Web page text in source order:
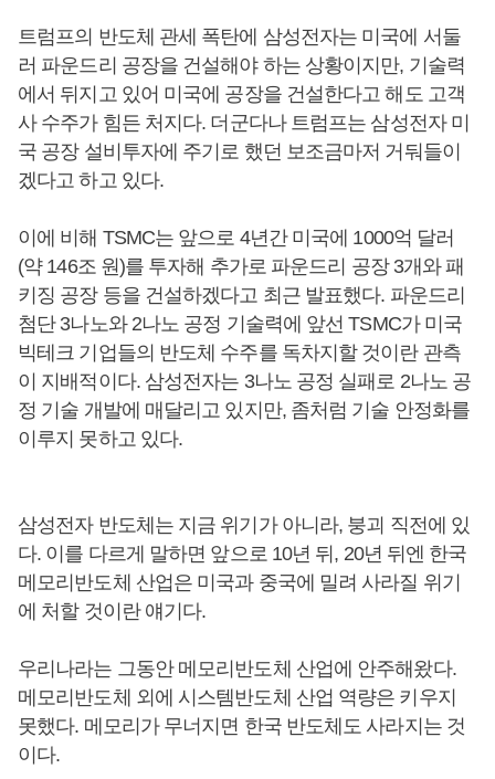
트럼프의 반도체 관세 폭탄에 삼성전자는 미국에 서둘
러 파운드리 공장을 건설해야 하는 상황이지만, 기술력
에서 뒤지고 있어 미국에 공장을 건설한다고 해도 고객
사 수주가 힘든 처지다. 더군다나 트럼프는 삼성전자 미
국 공장 설비투자에 주기로 했던 보조금마저 거둬들이
겠다고 하고 있다.
이에 비해 TSMC는 앞으로 4년간 미국에 1000억 달러
(약 146조 원)를 투자해 추가로 파운드리 공장 3개와 패
키징 공장 등을 건설하겠다고 최근 발표했다. 파운드리
첨단 3나노와 2나노 공정 기술력에 앞선 TSMC가 미국
빅테크 기업들의 반도체 수주를 독차지할 것이란 관측
이 지배적이다. 삼성전자는 3나노 공정 실패로 2나노 공
정 기술 개발에 매달리고 있지만, 좀처럼 기술 안정화를
이루지 못하고 있다.
삼성전자 반도체는 지금 위기가 아니라, 붕괴 직전에 있
다. 이를 다르게 말하면 앞으로 10년 뒤, 20년 뒤엔 한국
메모리반도체 산업은 미국과 중국에 밀려 사라질 위기
에 처할 것이란 얘기다.
우리나라는 그동안 메모리반도체 산업에 안주해왔다.
메모리반도체 외에 시스템반도체 산업 역량은 키우지
못했다. 메모리가 무너지면 한국 반도체도 사라지는 것
이다.